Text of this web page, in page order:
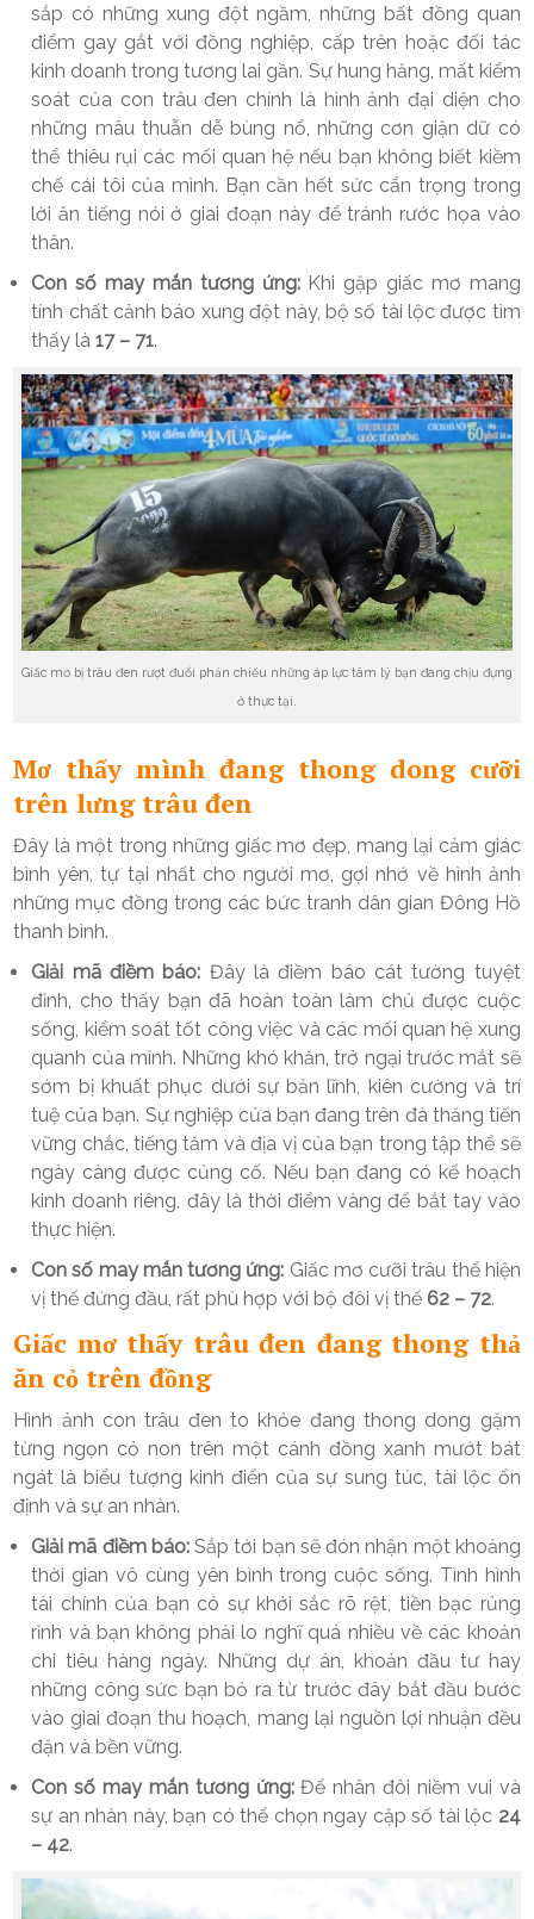
sắp có những xung đột ngầm, những bất đồng quan
điểm gay gắt với đồng nghiệp, cấp trên hoặc đối tác
kinh doanh trong tương lai gần. Sự hung hăng, mất kiểm
soát của con trâu đen chính là hình ảnh đại diện cho
những mâu thuẫn dễ bùng nổ, những cơn giận dữ có
thể thiêu rụi các mối quan hệ nếu bạn không biết kiềm
chế cái tôi của mình. Bạn cần hết sức cẩn trọng trong
lời ăn tiếng nói ở giai đoạn này để tránh rước họa vào
thân.
Con số may mắn tương ứng:Khi gặp giấc mơ mang
tính chất cảnh báo xung đột này, bộ số tài lộc được tìm
thấy là17 – 71.
Giấc mơ bị trâu đen rượt đuổi phản chiếu những áp lực tâm lý bạn đang chịu đựng
ở thực tại.
Mơ thấy mình đang thong dong cưỡi
trên lưng trâu đen
Đây là một trong những giấc mơ đẹp, mang lại cảm giác
bình yên, tự tại nhất cho người mơ, gợi nhớ về hình ảnh
những mục đồng trong các bức tranh dân gian Đông Hồ
thanh bình.
Giải mã điềm báo: Đây là điềm báo cát tường tuyệt
đỉnh, cho thấy bạn đã hoàn toàn làm chủ được cuộc
sống, kiểm soát tốt công việc và các mối quan hệ xung
quanh của mình. Những khó khăn, trở ngại trước mắt sẽ
sớm bị khuất phục dưới sự bản lĩnh, kiên cường và trí
tuệ của bạn. Sự nghiệp của bạn đang trên đà thăng tiến
vững chắc, tiếng tăm và địa vị của bạn trong tập thể sẽ
ngày càng được củng cố. Nếu bạn đang có kế hoạch
kinh doanh riêng, đây là thời điểm vàng để bắt tay vào
thực hiện.
Con số may mắn tương ứng: Giấc mơ cưỡi trâu thể hiện
vị thế đứng đầu, rất phù hợp với bộ đôi vị thế 62 – 72.
Giấc mơ thấy trâu đen đang thong thả
ăn cỏ trên đồng
Hình ảnh con trâu đen to khỏe đang thong dong gặm
từng ngọn cỏ non trên một cánh đồng xanh mướt bát
ngát là biểu tượng kinh điển của sự sung túc, tài lộc ổn
định và sự an nhàn.
Giải mã điềm báo:Sắp tới bạn sẽ đón nhận một khoảng
thời gian vô cùng yên bình trong cuộc sống. Tình hình
tài chính của bạn có sự khởi sắc rõ rệt, tiền bạc rủng
rỉnh và bạn không phải lo nghĩ quá nhiều về các khoản
chi tiêu hàng ngày. Những dự án, khoản đầu tư hay
những công sức bạn bỏ ra từ trước đây bắt đầu bước
vào giai đoạn thu hoạch, mang lại nguồn lợi nhuận đều
đặn và bền vững.
Con số may mắn tương ứng:Để nhân đôi niềm vui và
sự an nhàn này, bạn có thể chọn ngay cặp số tài lộc 24
– 42.